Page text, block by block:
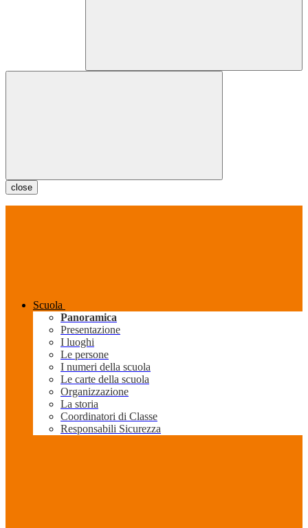
close
Scuola
Panoramica
Presentazione
I luoghi
Le persone
I numeri della scuola
Le carte della scuola
Organizzazione
La storia
Coordinatori di Classe
Responsabili Sicurezza